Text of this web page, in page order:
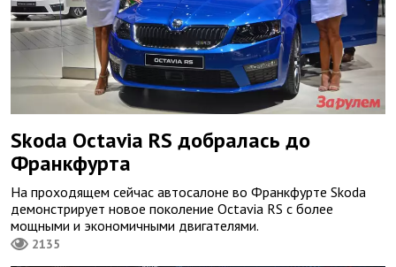
Skoda Octavia RS добралась до
Франкфурта
На проходящем сейчас автосалоне во Франкфурте Skoda
демонстрирует новое поколение Octavia RS с более
мощными и экономичными двигателями.
2135